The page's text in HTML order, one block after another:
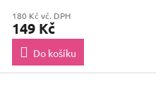
180 Kč vč. DPH
149 Kč
Do košíku